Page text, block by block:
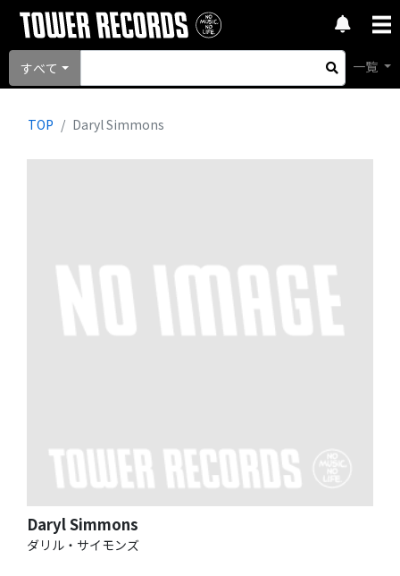
すべて 一覧
TOP Daryl Simmons
Daryl Simmons
ダリル・サイモンズ